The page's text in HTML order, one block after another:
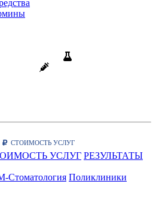
СТОИМОСТЬ УСЛУГ
УСЛУГ РЕЗУЛЬТАТЫ
Стоматология Поликлиники